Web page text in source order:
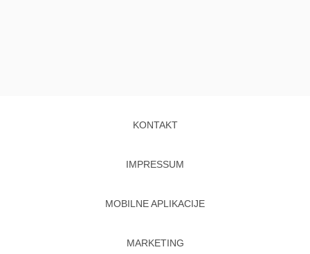
KONTAKT
IMPRESSUM
MOBILNE APLIKACIJE
MARKETING